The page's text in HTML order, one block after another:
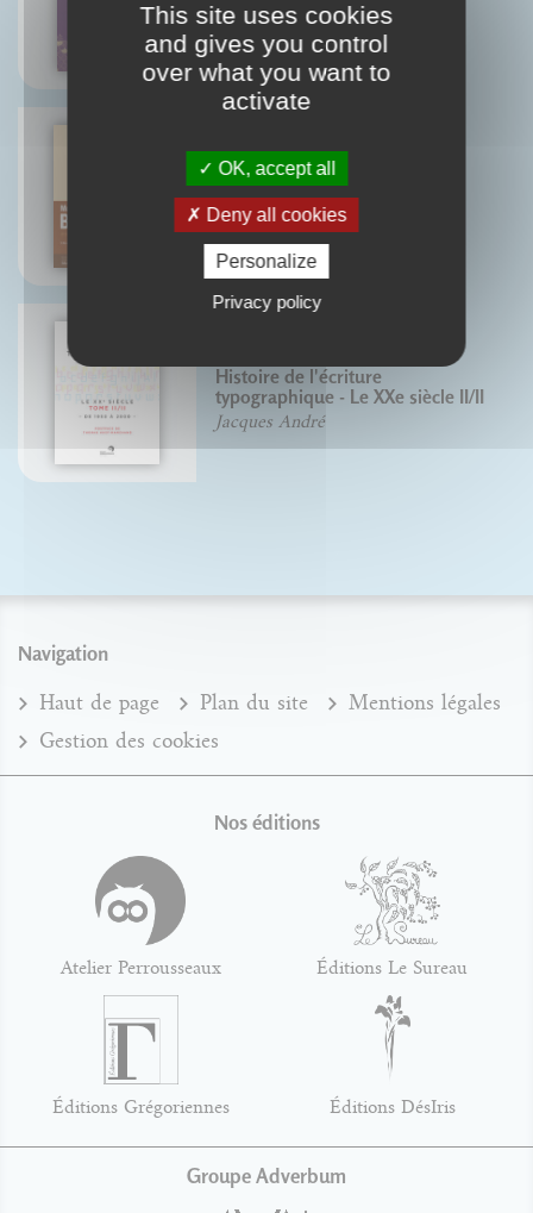
Hugo Blanchet
Anouck Ferri
Moris Fuller benton
Olivier Chariau
Histoire de l'écriture
typographique - Le XXe siècle II/II
Jacques André
Navigation
Haut de page Plan du site
Mentions légales
Gestion des cookies
Nos éditions
Atelier Perrousseaux Éditions Le Sureau
Éditions Grégoriennes Éditions DésIris
Groupe Adverbum
This site uses cookies
and gives you control
over what you want to
activate
OK, accept all
Deny all cookies
Personalize
Privacy policy